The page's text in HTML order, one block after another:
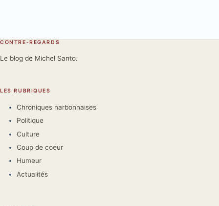
CONTRE-REGARDS
Le blog de Michel Santo.
LES RUBRIQUES
Chroniques narbonnaises
Politique
Culture
Coup de coeur
Humeur
Actualités